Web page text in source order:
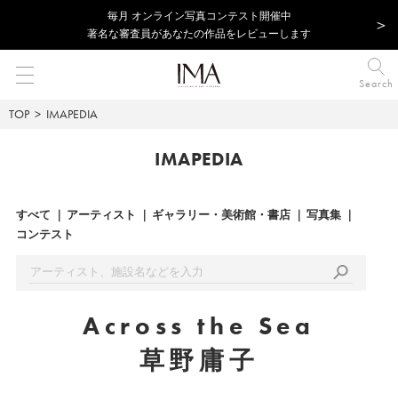
毎⽉ オンライン写真コンテスト開催中
著名な審査員があなたの作品をレビューします
Search
TOP IMAPEDIA
IMAPEDIA
すべて アーティスト ギャラリー・美術館・書店
写真集
コンテスト
Across the Sea
草野庸子